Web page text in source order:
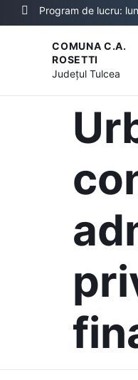
Program de lucru:
COMUNA C.A.
ROSETTI
JudețulTulcea